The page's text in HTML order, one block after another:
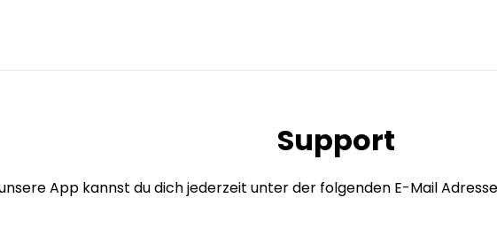
Support
App kannst du dich jederzeit unter der folgenden E-Mail